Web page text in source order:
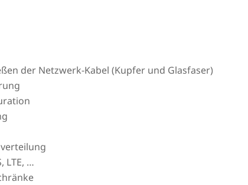
der Netzwerk-Kabel (Kupfer und Glasfaser)
LTE, …